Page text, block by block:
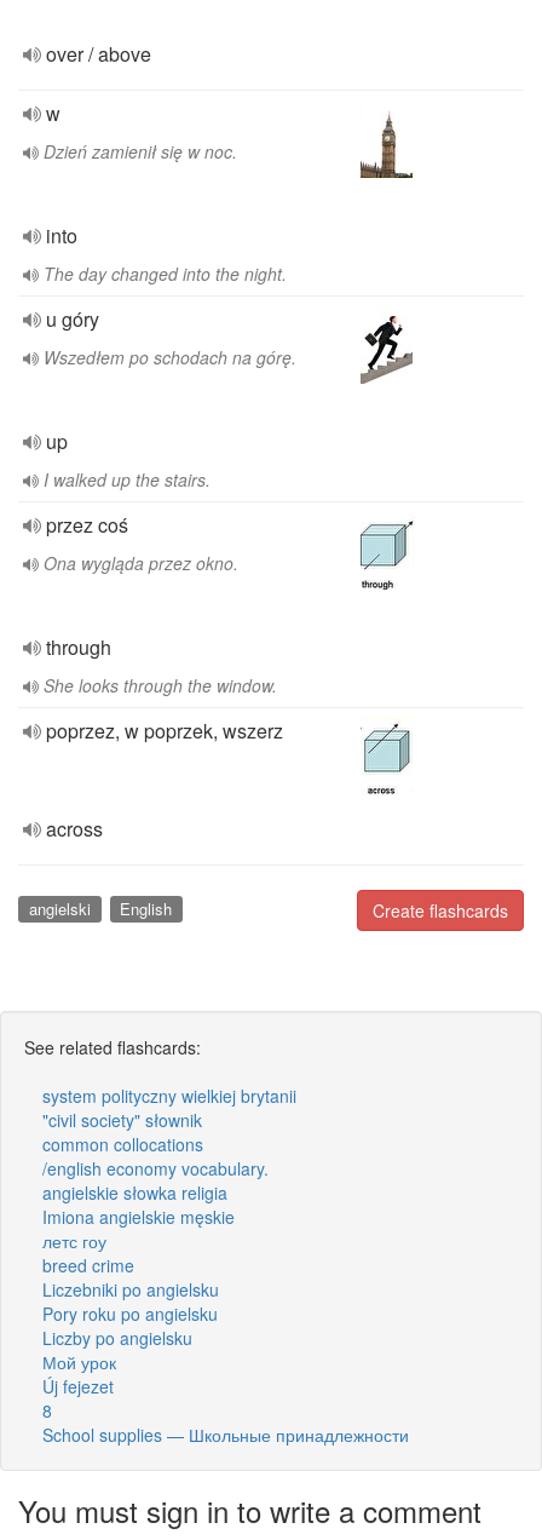
over / above
w
Dzień zamienił się w noc.
into
The day changed into the night.
u góry
Wszedłem po schodach na górę.
up
I walked up the stairs.
przez coś
Ona wygląda przez okno.
through
She looks through the window.
poprzez, w poprzek, wszerz
across
Create flashcards
angielski English
See related flashcards:
system polityczny wielkiej brytanii
"civil society" słownik
common collocations
/english economy vocabulary.
angielskie słowka religia
Imiona angielskie męskie
летс гоу
breed crime
Liczebniki po angielsku
Pory roku po angielsku
Liczby po angielsku
Мой урок
Új fejezet
8
School supplies — Школьные принадлежности
You must sign in to write a comment